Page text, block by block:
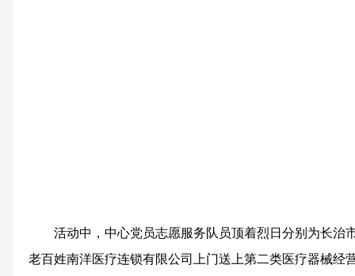
活动中，中心党员志愿服务队员顶着烈日分别为长治
老百姓南洋医疗连锁有限公司上门送上第二类医疗器械经